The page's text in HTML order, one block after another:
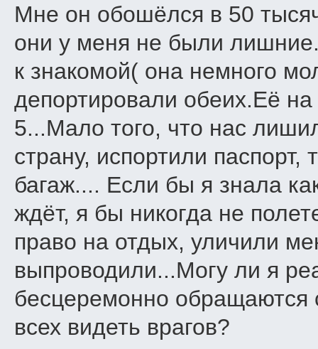
Мне он обошёлся в 50
они у меня не были
к знакомой( она немного
депортировали обеих.Её
5...Мало того, что нас
страну, испортили
багаж.... Если бы я знала
ждёт, я бы никогда не
право на отдых, уличили
выпроводили...Могу ли я
бесцеремонно обращаются
всех видеть врагов?